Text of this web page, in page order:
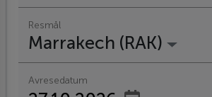
Resmål
Marrakech (RAK)
Avresedatum